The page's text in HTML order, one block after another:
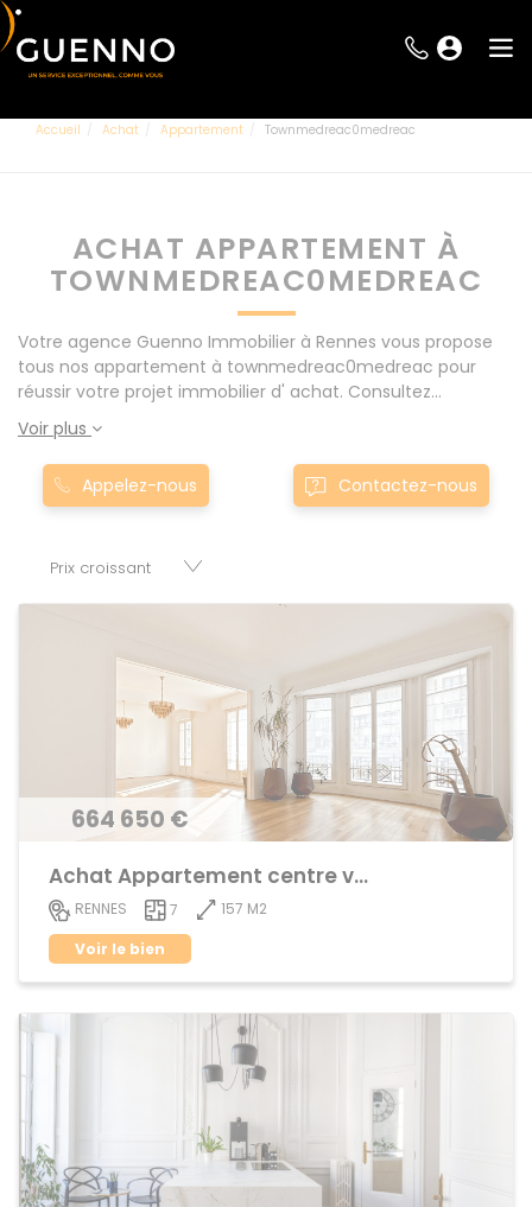
Accueil Achat Appartement Townmedreac0medreac
ACHAT APPARTEMENT À
TOWNMEDREAC0MEDREAC
Votre agence Guenno Immobilier à Rennes vous propose
tous nos appartement à townmedreac0medreac pour
réussir votre projet immobilier d' achat. Consultez
l'ensemble de nos offres à Rennes mais également aux
alentours : Le Rheu, Pacé, Montgermont... Nos appartement
à townmedreac0medreac sont proposés au meilleur prix
du marché pour permettre au plus grand nombre de
commerces, appartements, maisons, immeubles, terrains
Voir plus
Appelez-nous Contactez-nous
664 650 €
Achat Appartement centre ville
RENNES 7
157 M2
Voir le bien